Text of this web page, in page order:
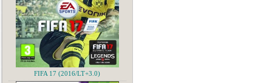
FIFA 17 (2016/LT+3.0)